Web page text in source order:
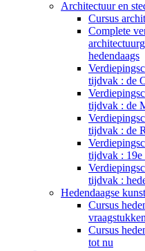
Architectuur en
Cursus
Complete
hedendaags
tijdvak : de
tijdvak : de
tijdvak : de
tijdvak : 19e
tijdvak :
Hedendaagse kunst
Cursus
Cursus
tot nu